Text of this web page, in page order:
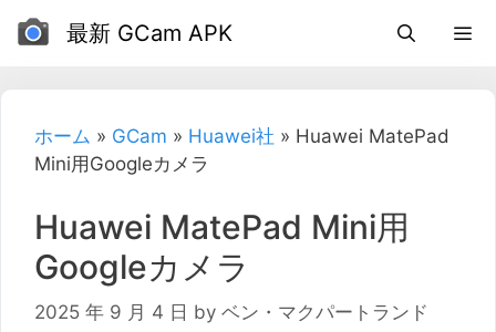
最新 GCam APK
ホーム » GCam » Huawei社 » Huawei MatePad
Mini用Googleカメラ
Huawei MatePad Mini用
Googleカメラ
2025 年 9 月 4 日 by ベン・マクパートランド